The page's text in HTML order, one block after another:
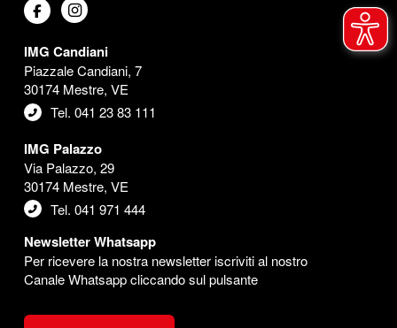
IMG Candiani
Piazzale Candiani, 7
30174 Mestre, VE
Tel. 041 23 83 111
IMG Palazzo
Via Palazzo, 29
30174 Mestre, VE
Tel. 041 971 444
Newsletter Whatsapp
Per ricevere la nostra newsletter iscriviti al nostro
Canale Whatsapp cliccando sul pulsante